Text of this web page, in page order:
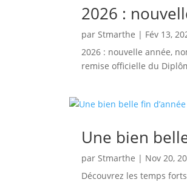
2026 :
par Stmarthe | Fév 13,
2026 : nouvelle année,
remise officielle du
Une bien
par Stmarthe | Nov 20,
Découvrez les temps